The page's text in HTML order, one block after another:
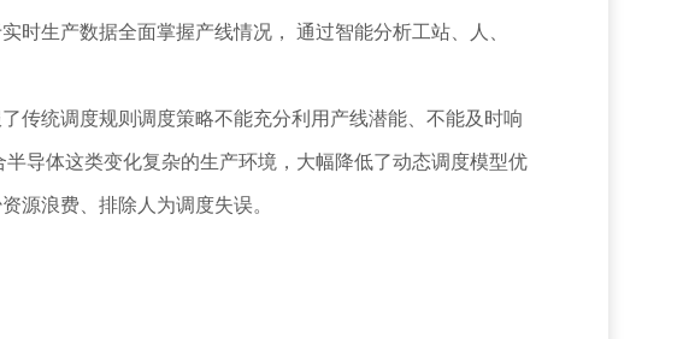
导体这类变化复杂的生产环境，大幅降低了动态调度模型优
源浪费、排除人为调度失误。